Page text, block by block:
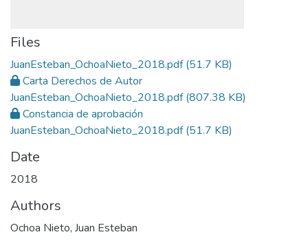
Files
JuanEsteban_OchoaNieto_2018.pdf(51.7 KB)
Carta Derechos de Autor
JuanEsteban_OchoaNieto_2018.pdf(807.38 KB)
Constancia de aprobación
JuanEsteban_OchoaNieto_2018.pdf(51.7 KB)
Date
2018
Authors
Ochoa Nieto, Juan Esteban